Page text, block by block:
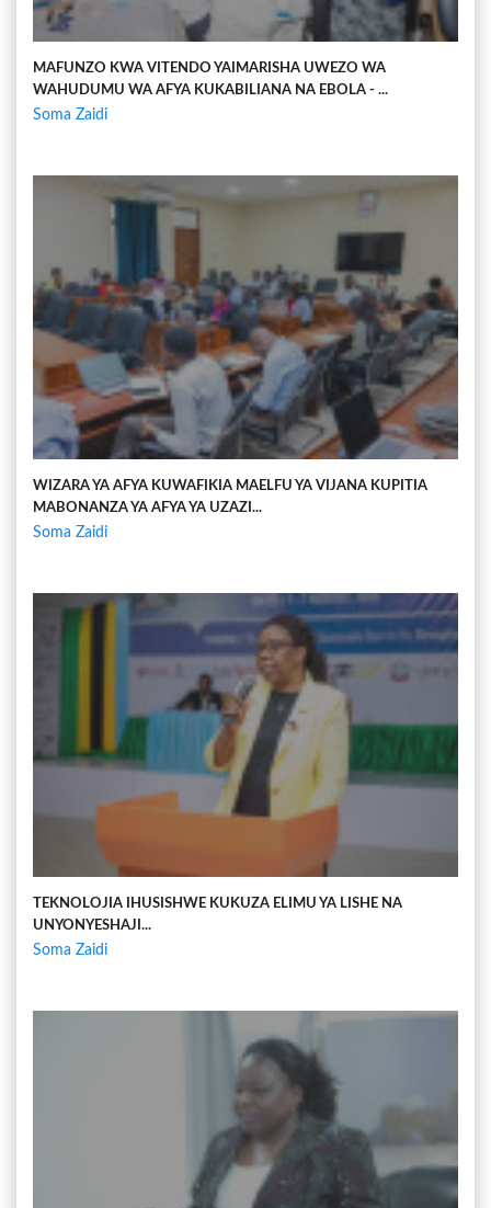
MAFUNZO KWA VITENDO YAIMARISHA UWEZO WA
WAHUDUMU WA AFYA KUKABILIANA NA EBOLA - ...
Soma Zaidi
WIZARA YA AFYA KUWAFIKIA MAELFU YA VIJANA KUPITIA
MABONANZA YA AFYA YA UZAZI...
Soma Zaidi
TEKNOLOJIA IHUSISHWE KUKUZA ELIMU YA LISHE NA
UNYONYESHAJI...
Soma Zaidi